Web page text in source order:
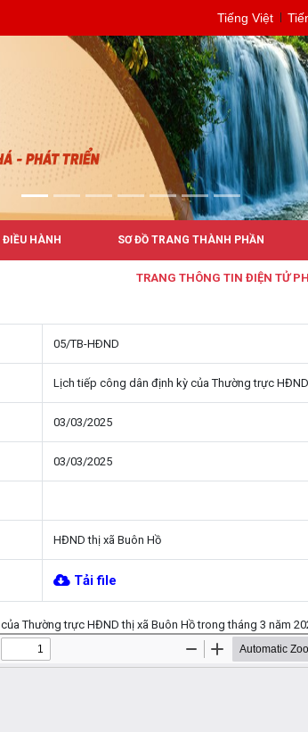
Tiếng Việt
HÀNH SƠ ĐỒ TRANG THÀNH PHẦN
TRANG THÔNG TIN ĐIỆN TỬ
05/TB-HÐND
Lịch tiếp công dân định kỳ của Thường trực
03/03/2025
03/03/2025
HĐND thị xã Buôn Hồ
Tải file
Thường trực HĐND thị xã Buôn Hồ trong tháng 3 năm